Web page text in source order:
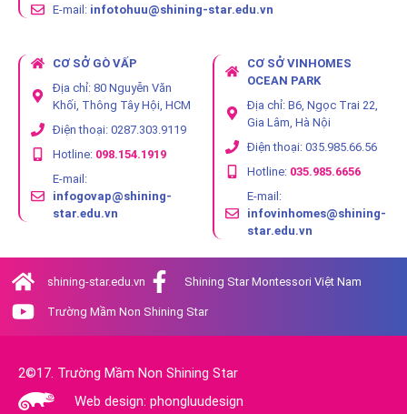
E-mail: infotohuu@shining-star.edu.vn
CƠ SỞ GÒ VẤP
Địa chỉ: 80 Nguyễn Văn
Khối, Thông Tây Hội, HCM
Điện thoại: 0287.303.9119
Hotline: 098.154.1919
E-mail:
infogovap@shining-
star.edu.vn
CƠ SỞ VINHOMES
OCEAN PARK
Địa chỉ: B6, Ngọc Trai 22,
Gia Lâm, Hà Nội
Điện thoại: 035.985.66.56
Hotline: 035.985.6656
E-mail:
infovinhomes@shining-
star.edu.vn
shining-star.edu.vn Shining Star Montessori Việt Nam
Trường Mầm Non Shining Star
2©17. Trường Mầm Non Shining Star
Web design: phongluudesign